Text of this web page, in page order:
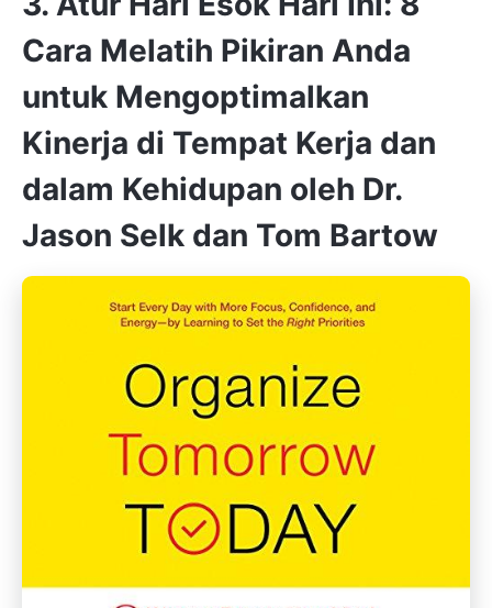
Cara Melatih Pikiran Anda
untuk Mengoptimalkan
Kinerja di Tempat Kerja dan
dalam Kehidupan oleh Dr.
Jason Selk dan Tom Bartow